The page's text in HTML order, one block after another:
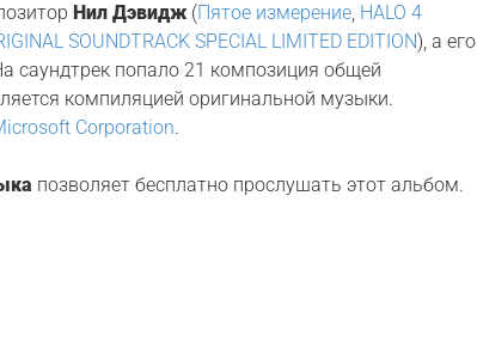
Нил Дэвидж (Пятое измерение, HALO 4
SOUNDTRACK SPECIAL LIMITED EDITION), а его
саундтрек попало 21 композиция общей
компиляцией оригинальной музыки.
Corporation.
позволяет бесплатно прослушать этот альбом.